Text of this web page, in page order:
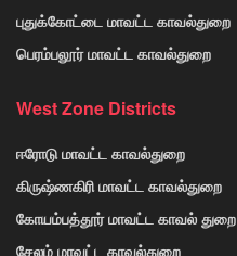
புதுக்கோட்டை மாவட்ட காவல்துறை
பெரம்பலூர் மாவட்ட காவல்துறை
West Zone Districts
ஈரோடு மாவட்ட காவல்துறை
கிருஷ்ணகிரி மாவட்ட காவல்துறை
கோயம்பத்தூர் மாவட்ட காவல் துறை
சேலம் மாவட்ட காவல்துறை